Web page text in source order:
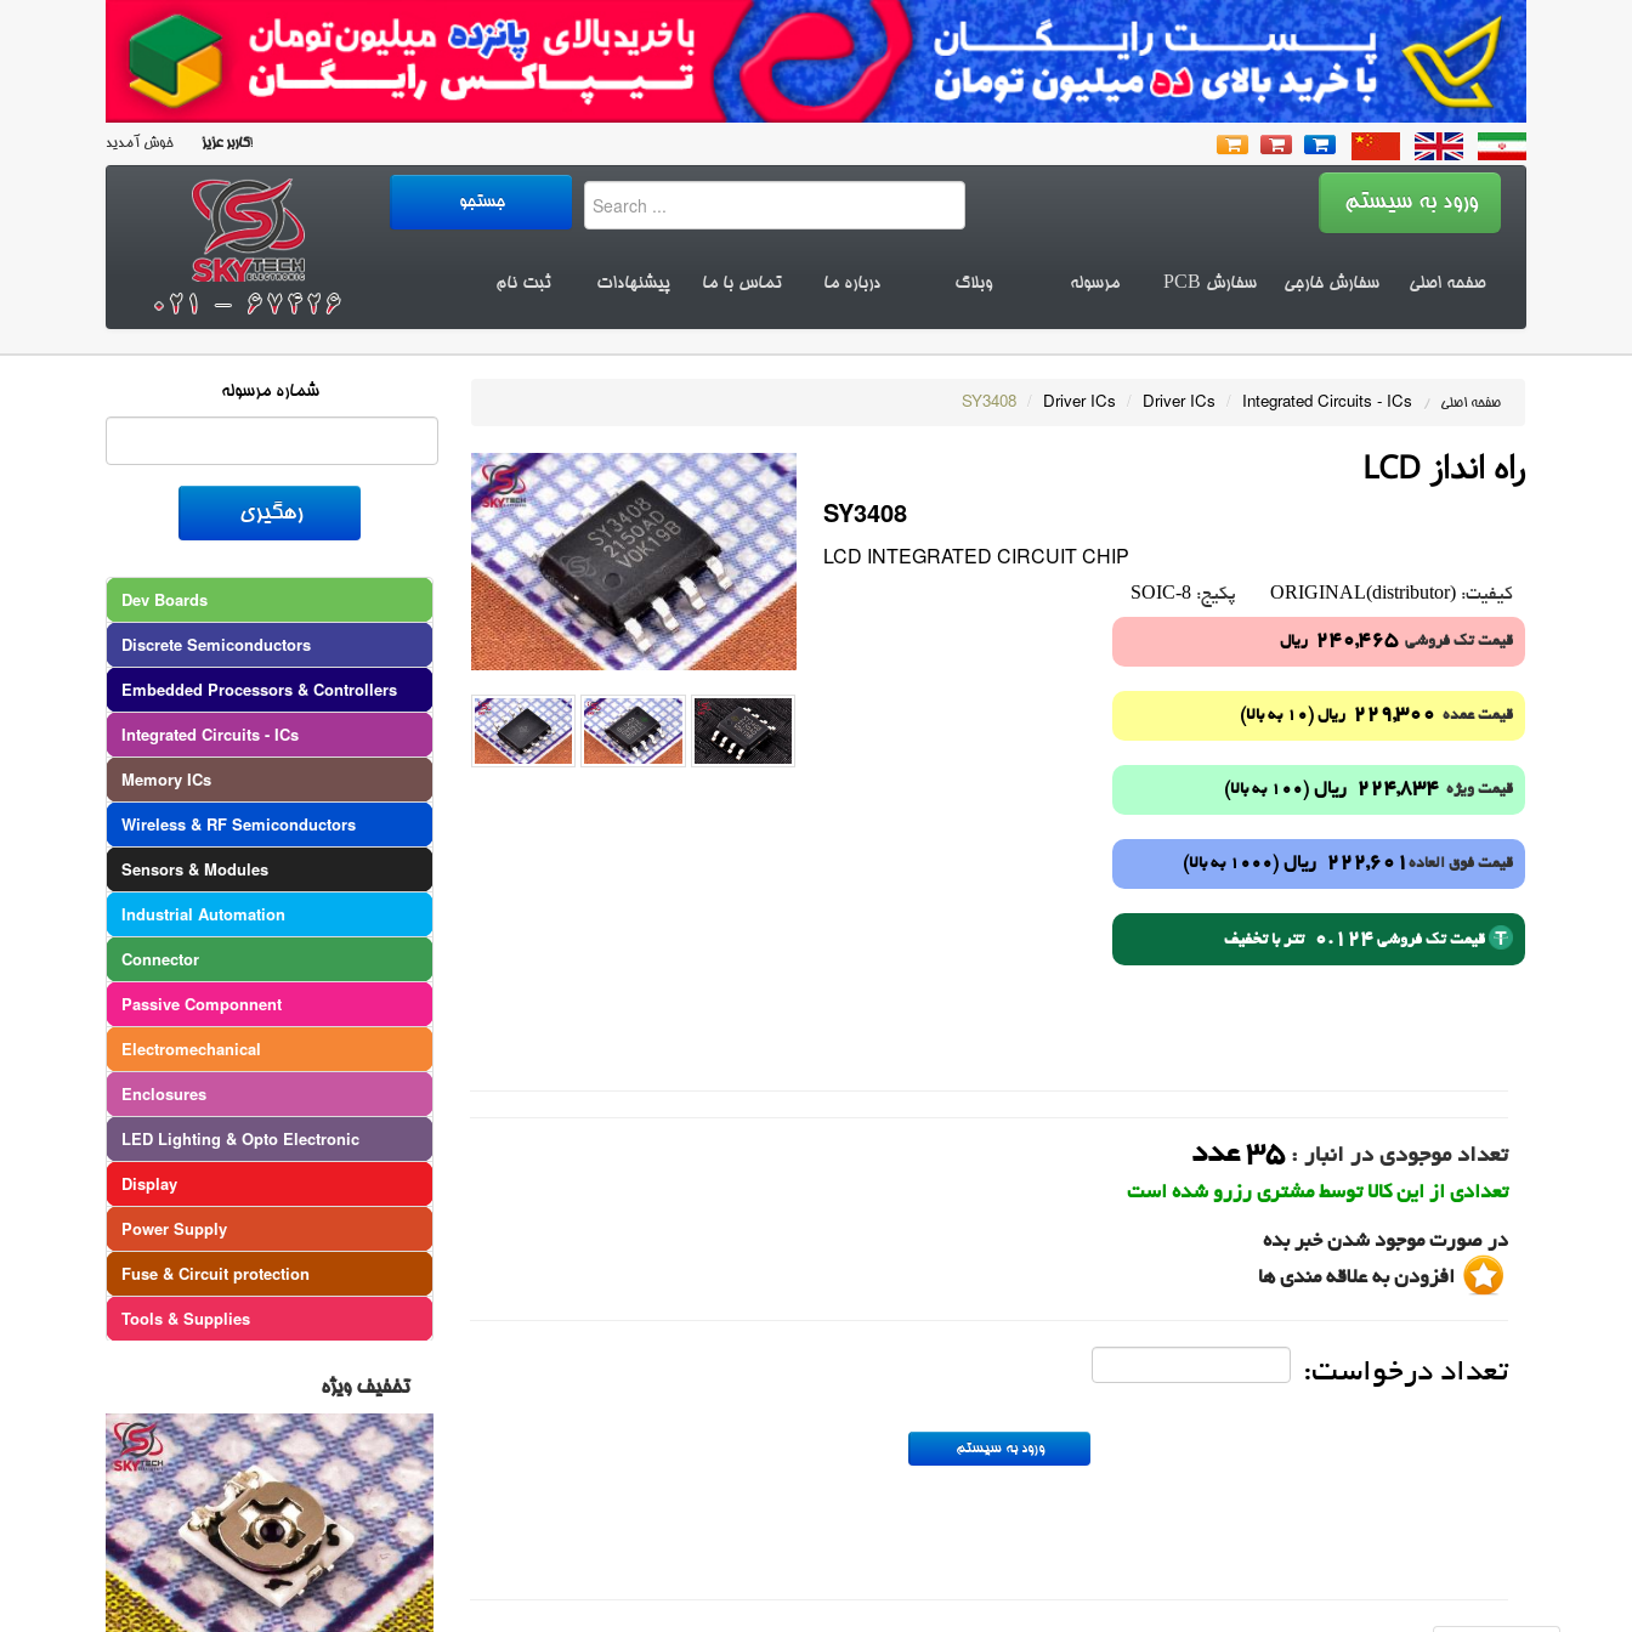
کاربر عزیزخوش آمدید!
صفحه اصلی سفارش خارجی سفارش PCB مرسوله وبلاگ درباره ما تماس با ما پیشنهادات ثبت نام
شماره مرسوله
Dev Boards
Discrete Semiconductors
Embedded Processors & Controllers
Integrated Circuits - ICs
Memory ICs
Wireless & RF Semiconductors
Sensors & Modules
Industrial Automation
Connector
Passive Componnent
Electromechanical
Enclosures
LED Lighting & Opto Electronic
Display
Power Supply
Fuse & Circuit protection
Tools & Supplies
تخفیف ویژه
صفحه اصلی /
Integrated Circuits - ICs
/
Driver ICs
/
Driver ICs
/
SY3408
راه انداز LCD
SY3408
LCD INTEGRATED CIRCUIT CHIP
کیفیت: ORIGINAL(distributor) پکیج: SOIC-8
قیمت تک فروشی240,465 ریال
قیمت عمده 229,300 ریال (10 به بالا)
قیمت ویژه 224,834 ریال (100 به بالا)
قیمت فوق العاده 222,601 ریال (1000 به بالا)
قیمت تک فروشی 0.124 تتر با تخفیف
تعداد موجودی در انبار :35عدد
تعدادی از این کالا توسط مشتری رزرو شده است
در صورت موجود شدن خبر بده
افزودن به علاقه مندی ها
تعداد درخواست: